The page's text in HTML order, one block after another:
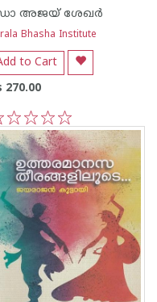
അജയ് ശേഖര്‍
Bhasha Institute
to Cart
270.00
5
4
3
2